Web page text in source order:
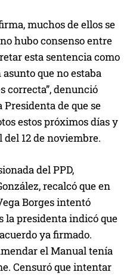
muchos de ellos se
hubo consenso entre
esta sentencia como
que no estaba
correcta”, denunció
de que se
estos próximos días y
12 de noviembre.
del PPD,
recalcó que en
Borges intentó
la presidenta indicó que
ya firmado.
el Manual tenía
Censuró que intentar